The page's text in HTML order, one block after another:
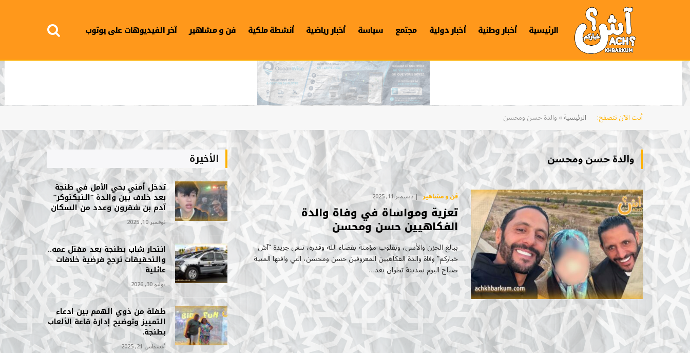
الرئيسية أخبار وطنية أخبار دولية مجتمع سياسة أخبار رياضية أنشطة ملكية فن و مشاهير آخر الفيديوهات على يوتوب
أنت الآن تتصفح: الرئيسية»والدة حسن ومحسن
والدة حسن ومحسن
فن و مشاهير ديسمبر 11, 2025
تعزية ومواساة في وفاة والدة
الفكاهيين حسن ومحسن
ببالغ الحزن والأسى، وبقلوب مؤمنة بقضاء الله وقدره، تنعي جريدة “آش
خباركم” وفاة والدة الفكاهيين المعروفين حسن ومحسن، التي وافتها المنية
صباح اليوم بمدينة تطوان بعد…
الأخيرة
تدخل أمني بحي الأمل في طنجة
بعد خلاف بين والدة “التيكتوكر”
آدم بن شقرون وعدد من السكان
نوفمبر 10, 2025
انتحار شاب بطنجة بعد مقتل عمه..
والتحقيقات ترجح فرضية خلافات
عائلية
يوليو 30, 2026
طفلة من ذوي الهمم بين ادعاء
التمييز وتوضيح إدارة قاعة الألعاب
بطنجة.
أغسطس 21, 2025